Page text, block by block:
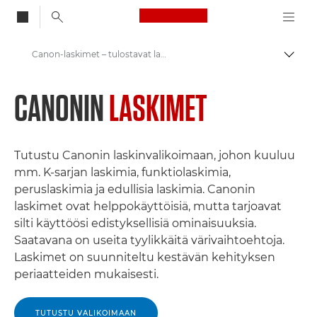
Canon Logo, back
Canon-laskimet – tulostavat laskimet, K-sarja, funktiolaskimet
CANONINLASKIMET
Tutustu Canonin laskinvalikoimaan, johon kuuluu
mm. K-sarjan laskimia, funktiolaskimia,
peruslaskimia ja edullisia laskimia. Canonin
laskimet ovat helppokäyttöisiä, mutta tarjoavat
silti käyttöösi edistyksellisiä ominaisuuksia.
Saatavana on useita tyylikkäitä värivaihtoehtoja.
Laskimet on suunniteltu kestävän kehityksen
periaatteiden mukaisesti.
TUTUSTU VALIKOIMAAN